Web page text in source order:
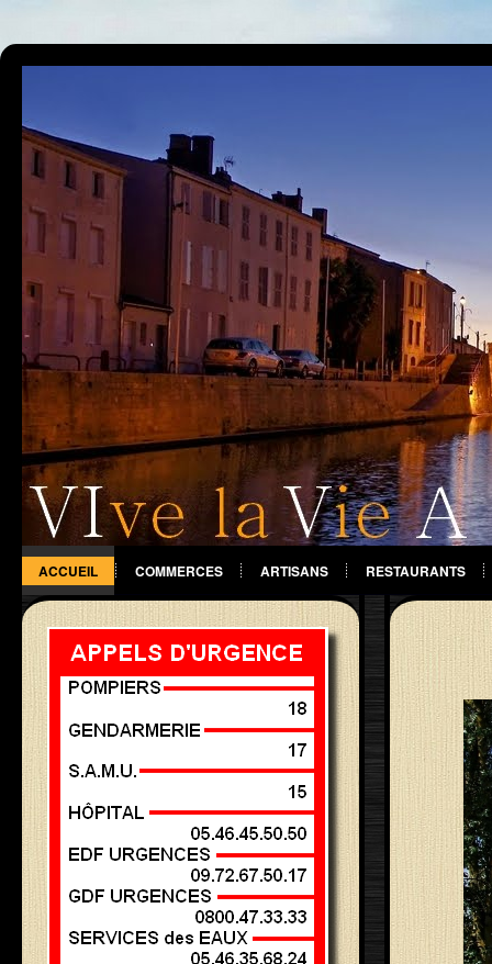
ACCUEIL COMMERCES ARTISANS RESTAURANTS
DIVERS